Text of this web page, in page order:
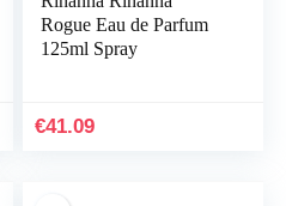
Rogue Eau de Parfum
125ml Spray
€41.09